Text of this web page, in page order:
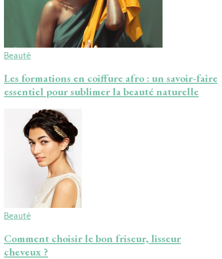
Beauté
Les formations en coiffure afro : un savoir-faire
essentiel pour sublimer la beauté naturelle
Beauté
Comment choisir le bon friseur, lisseur
cheveux ?